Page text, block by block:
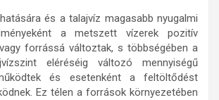
és a talajvíz magasabb nyugalmi
a metszett vízerek pozitív
forrássá változtak, s többségében a
eléréséig változó mennyiségű
és esetenként a feltöltődést
Ez télen a források környezetében